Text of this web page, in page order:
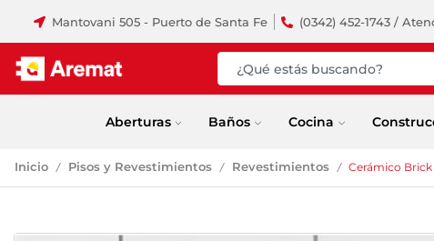
Mantovani 505 - Puerto de Santa Fe (0342) 452-1743 /
Aberturas Baños Cocina
Inicio / Pisos y Revestimientos / Revestimientos / Cerámico Brick